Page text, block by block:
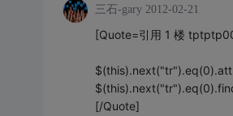
三石-gary 2012-02-21
[Quote=引用 1 楼
[/Quote]